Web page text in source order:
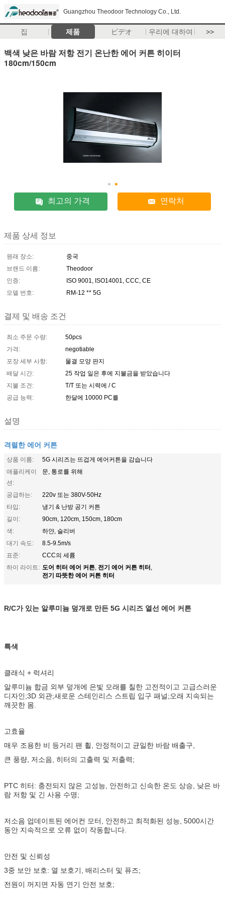
Guangzhou Theodoor Technology Co., Ltd.
집 제품 ビデオ 우리에 대하여 >>
백색 낮은 바람 저항 전기 온난한 에어 커튼 히이터
180cm/150cm
최고의 가격 연락처
제품 상세 정보
원래 장소:
중국
브랜드 이름:
Theodoor
인증:
ISO 9001, ISO14001, CCC, CE
모델 번호:
RM-12 ** 5G
결제 및 배송 조건
최소 주문 수량:
50pcs
가격:
negotiable
포장 세부 사항:
물결 모양 판지
배달 시간:
25 작업 일은 후에 지불금을 받았습니다
지불 조건:
T/T 또는 시력에 / C
공급 능력:
한달에 10000 PC를
설명
격렬한 에어 커튼
상품 이름:
5G 시리즈는 뜨겁게 에어커튼을 감습니다
애플리케이
션:
문, 통로를 위해
공급하는:
220v 또는 380V-50Hz
타입:
냉기 & 난방 공기 커튼
길이:
90cm, 120cm, 150cm, 180cm
색:
하얀, 슬리버
대기 속도:
8.5-9.5m/s
표준:
CCC의 세륨
하이 라이트: 도어 히터 에어 커튼, 전기 에어 커튼 히터,
전기 따뜻한 에어 커튼 히터
R/C가 있는 알루미늄 덮개로 만든 5G 시리즈 열선 에어 커튼
특색
클래식 + 럭셔리
알루미늄 합금 외부 덮개에 은빛 모래를 칠한 고전적이고 고급스러운
디자인;3D 외관;새로운 스테인리스 스트립 입구 패널;오래 지속되는
깨끗한 몸.
고효율
매우 조용한 비 등거리 팬 휠, 안정적이고 균일한 바람 배출구,
큰 풍량, 저소음, 히터의 고출력 및 저출력;
PTC 히터: 충전되지 않은 고성능, 안전하고 신속한 온도 상승, 낮은 바
람 저항 및 긴 사용 수명;
저소음 업데이트된 에어컨 모터, 안전하고 최적화된 성능, 5000시간
동안 지속적으로 오류 없이 작동합니다.
안전 및 신뢰성
3중 보안 보호: 열 보호기, 배리스터 및 퓨즈;
전원이 꺼지면 자동 연기 안전 보호;